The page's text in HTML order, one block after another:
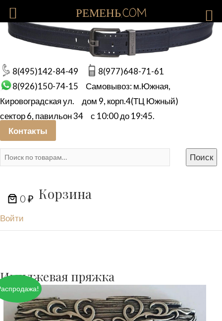
8(495)142-84-49
8(977)648-71-61
8(926)150-74-15
Самовывоз: м.Южная,
Кировоградская ул.
дом 9, корп.4(ТЦ Южный)
сектор 6, павильон 34
с 10:00 до 19:45.
Контакты
Искать:
Поиск
0 ₽
Войти
Корзина
Имиджевая пряжка
РЕМЕНЬ.COM